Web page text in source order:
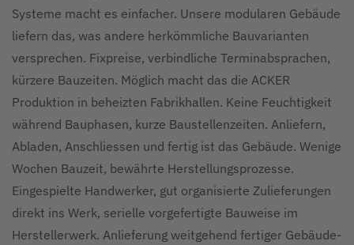
Systeme macht es einfacher. Unsere modularen Gebäude
liefern das, was andere herkömmliche Bauvarianten
versprechen. Fixpreise, verbindliche Terminabsprachen,
kürzere Bauzeiten. Möglich macht das die ACKER
Produktion in beheizten Fabrikhallen. Keine Feuchtigkeit
während Bauphasen, kurze Baustellenzeiten. Anliefern,
Abladen, Anschliessen und fertig ist das Gebäude. Wenige
Wochen Bauzeit, bewährte Herstellungsprozesse.
Eingespielte Handwerker, gut organisierte Zulieferungen
direkt ins Werk, serielle vorgefertigte Bauweise im
Herstellerwerk. Anlieferung weitgehend fertiger Gebäude-